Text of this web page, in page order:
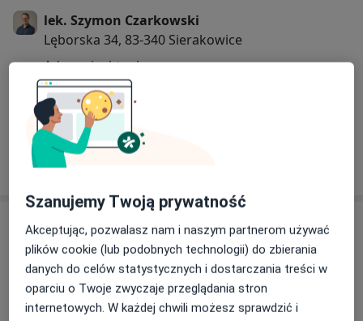
Towarzystwa Kolposkopii i Patofizjologii Szyjki Macicy
(PTKiPSM), International Society of Ultrasound in
Obstetrics and Gynecology (ISUOG), The National
Comprehensive Cancer Network® (NCCN®)
lek. Szymon Czarkowski
Lęborska 34, 83-340 Sierakowice
Adres nieaktualny
08/04/2026
Usługi i ceny
Konsultacja ginekologiczna
Od 330 zł Szczegóły Umów wizytę
Szanujemy Twoją prywatność
Akceptując, pozwalasz nam i naszym partnerom używać
plików cookie (lub podobnych technologii) do zbierania
danych do celów statystycznych i dostarczania treści w
oparciu o Twoje zwyczaje przeglądania stron
internetowych. W każdej chwili możesz sprawdzić i